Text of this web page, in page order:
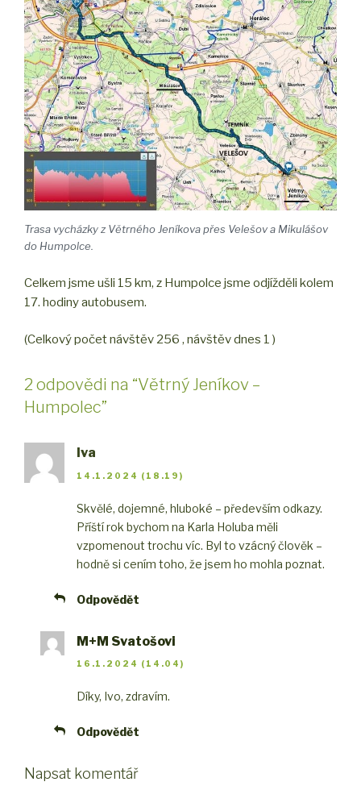
Trasa vycházky z Větrného Jeníkova přes Velešov a Mikulášov
do Humpolce.
Celkem jsme ušli 15 km, z Humpolce jsme odjížděli kolem
17. hodiny autobusem.
(Celkový počet návštěv 256 , návštěv dnes 1 )
2 odpovědi na “Větrný Jeníkov –
Humpolec”
Iva
14.1.2024 (18.19)
Skvělé, dojemné, hluboké – především odkazy.
Příští rok bychom na Karla Holuba měli
vzpomenout trochu víc. Byl to vzácný člověk –
hodně si cením toho, že jsem ho mohla poznat.
Odpovědět
M+M Svatošovi
16.1.2024 (14.04)
Díky, Ivo, zdravím.
Odpovědět
Napsat komentář